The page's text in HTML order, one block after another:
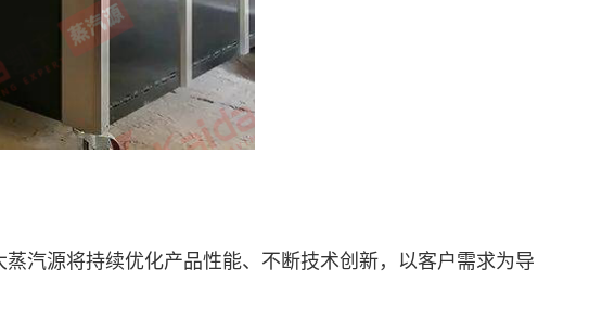
蒸汽源将持续优化产品性能、不断技术创新，以客户需求为导